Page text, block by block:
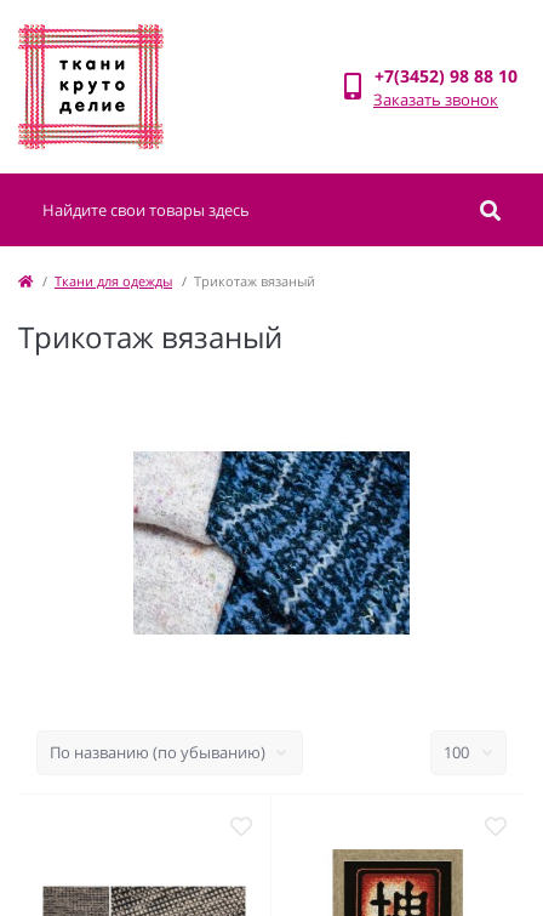
+7(3452) 98 88 10
Заказать звонок
Ткани для одежды Трикотаж вязаный
Трикотаж вязаный